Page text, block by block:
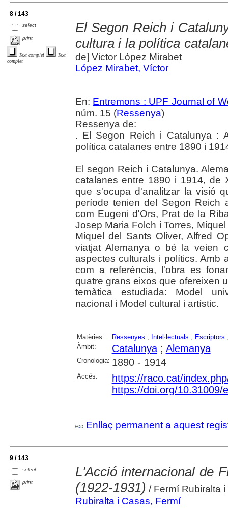
8 / 143
select
print
Text complet
Text
complet
El Segon Reich i
cultura i la política
de] Victor López Mirabet
López Mirabet, Víctor
En: Entremons : UPF Journal of
núm. 15 (Ressenya)
Ressenya de:
. El Segon Reich i Catalunya :
política catalanes entre 1890 i
El segon Reich i Catalunya.
catalanes entre 1890 i 1914, de
que s'ocupa d'analitzar la visió
període tenien del Segon Reich
com Eugeni d'Ors, Prat de la
Josep Maria Folch i Torres,
Miquel del Sants Oliver, Alfred
viatjat Alemanya o bé la veien
aspectes culturals i polítics. Amb
com a referència, l'obra es
quatre grans eixos que ofereixen
temàtica estudiada: Model
nacional i Model cultural i artístic.
Matèries: Ressenyes ; Intel·lectuals ; Escriptors
Àmbit:
Catalunya; Alemanya
Cronologia: 1890 - 1914
Accés:
https://raco.cat/
https://doi.org/10.31009/
Enllaç permanent a aquest
9 / 143
select
print
L'Acció internacional de
(1922-1931) / Fermí Rubiralta
Rubiralta i Casas, Fermí